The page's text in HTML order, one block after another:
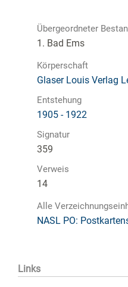
Übergeordneter
1. Bad Ems
Körperschaft
Glaser Louis Verlag
Entstehung
1905 - 1922
Signatur
359
Verweis
14
Alle
NASL PO:
Links